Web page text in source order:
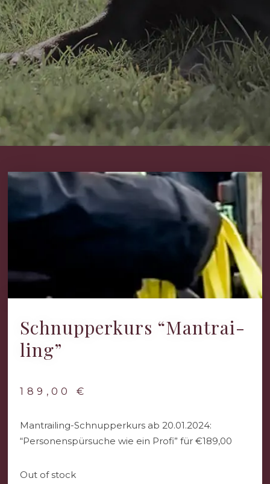
Schnup­per­kurs “Man­trai­
Ling”
189,00€
Mantrailing-Schnupperkurs ab 20.01.2024:
“Personenspürsuche wie ein Profi” für €189,00
Out of stock